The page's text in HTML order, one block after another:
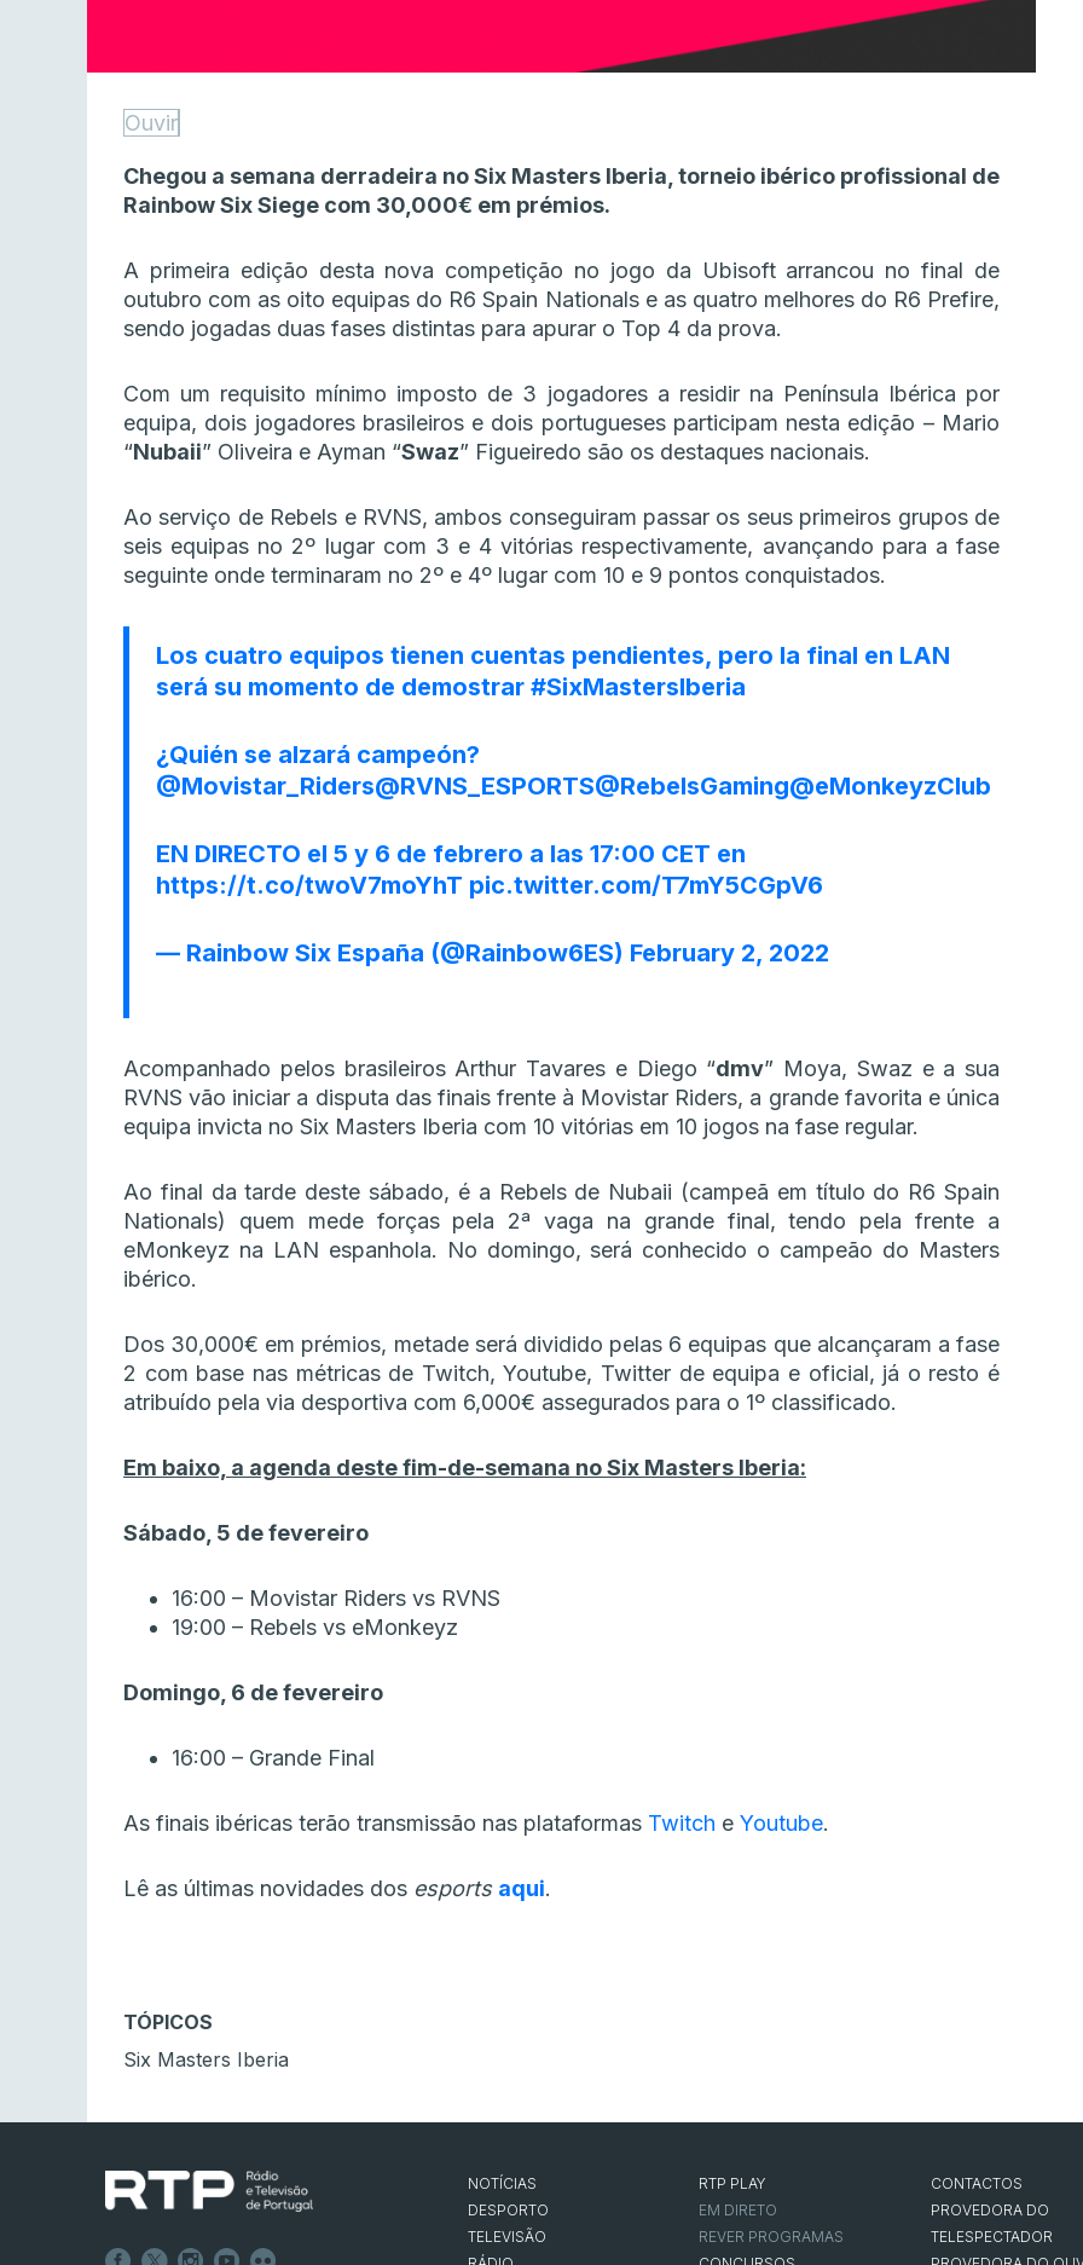
Ouvir
Chegou a semana derradeira no Six Masters Iberia, torneio ibérico profissional de
Rainbow Six Siege com 30,000€ em prémios.
A primeira edição desta nova competição no jogo da Ubisoft arrancou no final de
outubro com as oito equipas do R6 Spain Nationals e as quatro melhores do R6 Prefire,
sendo jogadas duas fases distintas para apurar o Top 4 da prova.
Com um requisito mínimo imposto de 3 jogadores a residir na Península Ibérica por
equipa, dois jogadores brasileiros e dois portugueses participam nesta edição – Mario
“Nubaii” Oliveira e Ayman “Swaz” Figueiredo são os destaques nacionais.
Ao serviço de Rebels e RVNS, ambos conseguiram passar os seus primeiros grupos de
seis equipas no 2º lugar com 3 e 4 vitórias respectivamente, avançando para a fase
seguinte onde terminaram no 2º e 4º lugar com 10 e 9 pontos conquistados.
Los cuatro equipos tienen cuentas pendientes, pero la final en LAN
será su momento de demostrar #SixMastersIberia
¿Quién se alzará campeón?
@Movistar_Riders@RVNS_ESPORTS@RebelsGaming@eMonkeyzClub
EN DIRECTO el 5 y 6 de febrero a las 17:00 CET en
https://t.co/twoV7moYhT pic.twitter.com/T7mY5CGpV6
— Rainbow Six España (@Rainbow6ES) February 2, 2022
Acompanhado pelos brasileiros Arthur Tavares e Diego “dmv” Moya, Swaz e a sua
RVNS vão iniciar a disputa das finais frente à Movistar Riders, a grande favorita e única
equipa invicta no Six Masters Iberia com 10 vitórias em 10 jogos na fase regular.
Ao final da tarde deste sábado, é a Rebels de Nubaii (campeã em título do R6 Spain
Nationals) quem mede forças pela 2ª vaga na grande final, tendo pela frente a
eMonkeyz na LAN espanhola. No domingo, será conhecido o campeão do Masters
ibérico.
Dos 30,000€ em prémios, metade será dividido pelas 6 equipas que alcançaram a fase
2 com base nas métricas de Twitch, Youtube, Twitter de equipa e oficial, já o resto é
atribuído pela via desportiva com 6,000€ assegurados para o 1º classificado.
Em baixo, a agenda deste fim-de-semana no Six Masters Iberia:
Sábado, 5 de fevereiro
16:00 – Movistar Riders vs RVNS
19:00 – Rebels vs eMonkeyz
Domingo, 6 de fevereiro
16:00 – Grande Final
As finais ibéricas terão transmissão nas plataformas Twitch e Youtube.
Lê as últimas novidades dos esports aqui.
TÓPICOS
Six Masters Iberia
NOTÍCIAS
DESPORTO
TELEVISÃO
RTP PLAY
EM DIRETO
REVER PROGRAMAS
CONTACTOS
PROVEDORA DO
TELESPECTADOR